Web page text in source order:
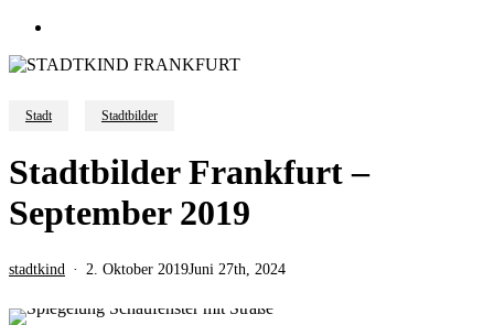
Stadt Stadtbilder
Stadtbilder Frankfurt –
September 2019
stadtkind 2. Oktober 2019Juni 27th, 2024